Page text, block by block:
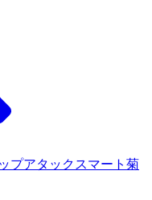
プアタックスマート菊